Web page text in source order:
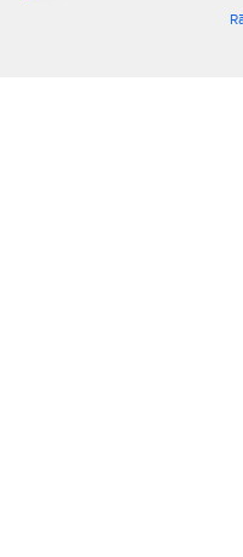
Gaisa vidējā temperatūra